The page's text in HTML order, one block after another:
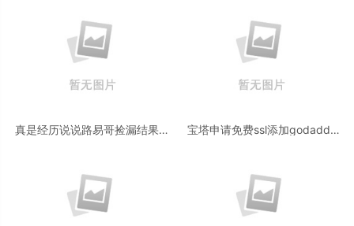
真是经历说说路易哥捡漏结果被
宝塔申请免费ssl添加godaddy